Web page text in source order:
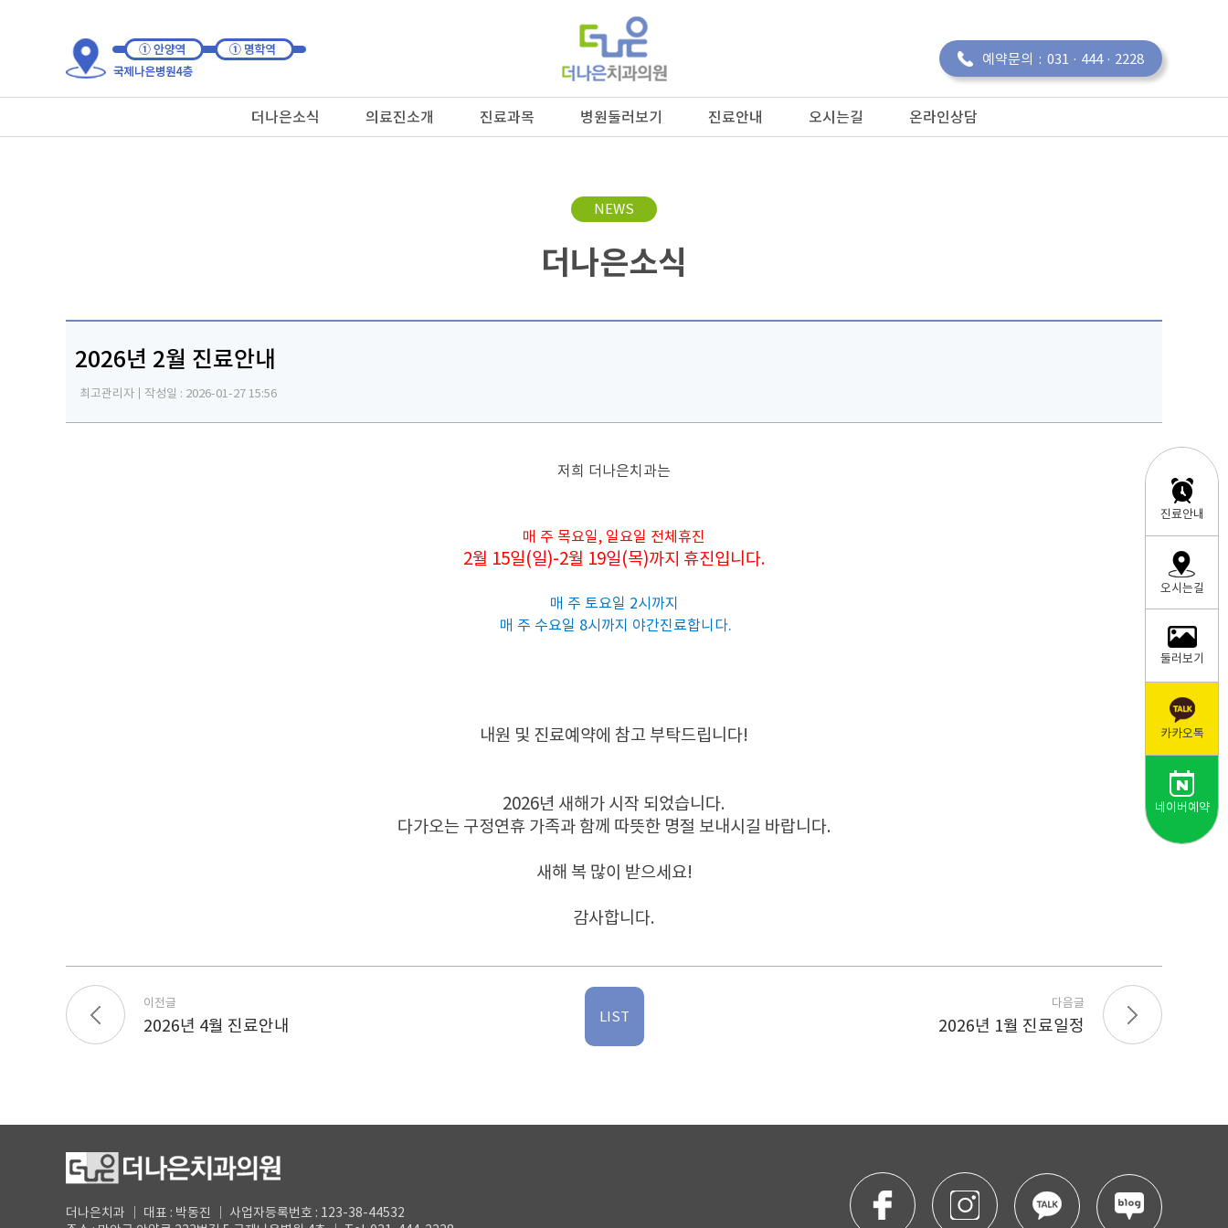
예약문의 031 · 444 · 2228
더나은소식 의료진소개 진료과목 병원둘러보기 진료안내 오시는길 온라인상담
진료안내
오시는길
둘러보기
카카오톡
네이버예약
NEWS
더나은소식
2026년 2월 진료안내
최고관리자 작성일 : 2026-01-27 15:56
저희 더나은치과는
매 주 목요일, 일요일 전체휴진
2월 15일(일)-2월 19일(목)까지 휴진입니다.
매 주 토요일 2시까지
매 주 수요일 8시까지 야간진료합니다.
내원 및 진료예약에 참고 부탁드립니다!
2026년 새해가 시작 되었습니다.
다가오는 구정연휴 가족과 함께 따뜻한 명절 보내시길 바랍니다.
새해 복 많이 받으세요!
감사합니다.
이전글
2026년 4월 진료안내
다음글
2026년 1월 진료일정
LIST
더나은치과 ｜ 대표 : 박동진 ｜ 사업자등록번호 : 123-38-44532